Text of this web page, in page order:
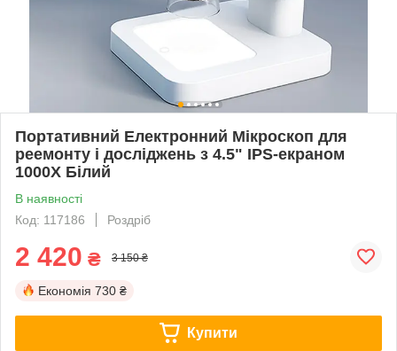
Портативний Електронний Мікроскоп для
реемонту і досліджень з 4.5" IPS-екраном
1000X Білий
В наявності
Код: 117186
Роздріб
2 420 ₴ 3 150 ₴
Економія 730 ₴
Купити